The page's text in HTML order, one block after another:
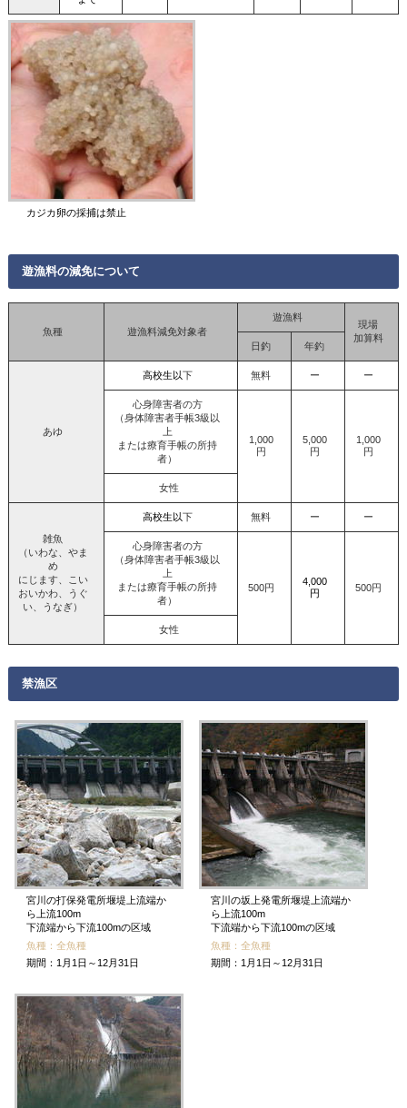
カジカ卵の採捕は禁止
遊漁料の減免について
魚種 遊漁料減免対象者
遊漁料
現場
加算料
日釣 年釣
あゆ
高校生以下 無料 ー ー
心身障害者の方
（身体障害者手帳3級以
上
または療育手帳の所持
者）
1,000
円
5,000
円
1,000
円
女性
雑魚
（いわな、やま
め
にじます、こい
おいかわ、うぐ
い、うなぎ）
高校生以下 無料 ー ー
心身障害者の方
（身体障害者手帳3級以
上
または療育手帳の所持
者）
500円
4,000
円
500円
女性
禁漁区
宮川の打保発電所堰堤上流端か
ら上流100m
下流端から下流100mの区域
魚種：全魚種
期間：1月1日～12月31日
宮川の坂上発電所堰堤上流端か
ら上流100m
下流端から下流100mの区域
魚種：全魚種
期間：1月1日～12月31日